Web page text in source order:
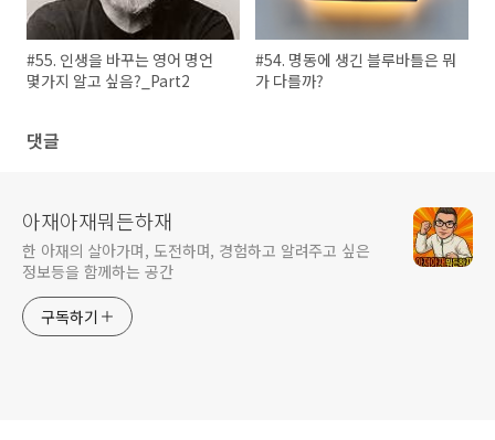
#55. 인생을 바꾸는 영어 명언
몇가지 알고 싶음?_Part2
#54. 명동에 생긴 블루바틀은 뭐
가 다를까?
댓글
아재아재뭐든하재
한 아재의 살아가며, 도전하며, 경험하고 알려주고 싶은
정보등을 함께하는 공간
구독하기